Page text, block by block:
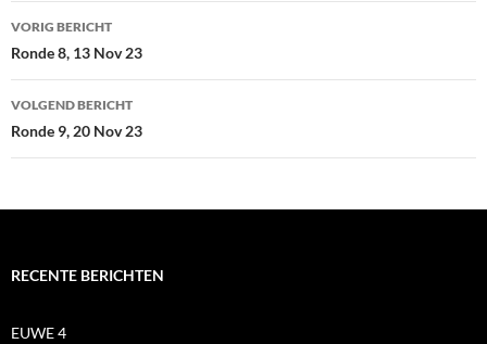
Bericht
navigatie
VORIG BERICHT
Ronde 8, 13 Nov 23
VOLGEND BERICHT
Ronde 9, 20 Nov 23
RECENTE BERICHTEN
EUWE 4